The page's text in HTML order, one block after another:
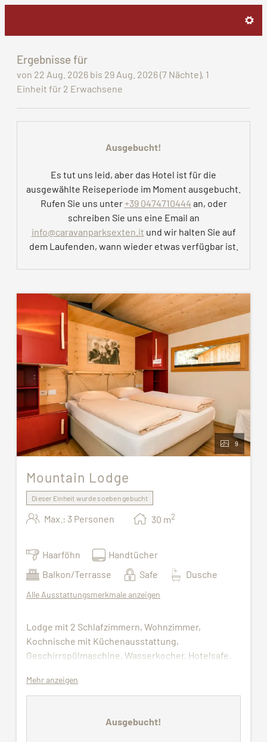
Caravan Park Sexten -
Ergebnisse für
von 22 Aug. 2026 bis 29 Aug. 2026 (7 Nächte), 1
Einheit für 2 Erwachsene
Ausgebucht!
Es tut uns leid, aber das Hotel ist für die
ausgewählte Reiseperiode im Moment ausgebucht.
Rufen Sie uns unter+39 0474710444 an, oder
schreiben Sie uns eine Email an
info@caravanparksexten.it und wir halten Sie auf
dem Laufenden, wann wieder etwas verfügbar ist.
9
Mountain Lodge
Dieser Einheit wurde soeben gebucht
Max.: 3 Personen 30 m2
Haarföhn
Handtücher
Balkon/Terrasse
Safe Dusche
Alle Ausstattungsmerkmale anzeigen
Lodge mit 2 Schlafzimmern, Wohnzimmer,
Kochnische mit Küchenausstattung,
Geschirrspülmaschine, Wasserkocher, Hotelsafe,
und Föhn.
Saunatüchern im Wellnessbereich abholen​
Mehr anzeigen
Ausgebucht!